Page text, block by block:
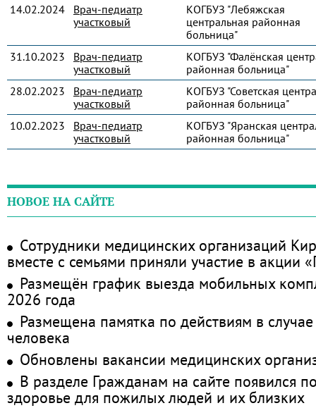
14.02.2024
Врач-педиатр
участковый
КОГБУЗ "Лебяжская
центральная районная
больница"
31.10.2023
Врач-педиатр
участковый
КОГБУЗ "Фалёнская
районная больница"
28.02.2023
Врач-педиатр
участковый
КОГБУЗ "Советская
районная больница"
10.02.2023
Врач-педиатр
участковый
КОГБУЗ "Яранская
районная больница"
НОВОЕ НА САЙТЕ
Сотрудники медицинских организаций
вместе с семьями приняли участие в акции
Размещён график выезда мобильных
2026 года
Размещена памятка по действиям в
человека
Обновлены вакансии медицинских
В разделе Гражданам на сайте появился
здоровье для пожилых людей и их близких